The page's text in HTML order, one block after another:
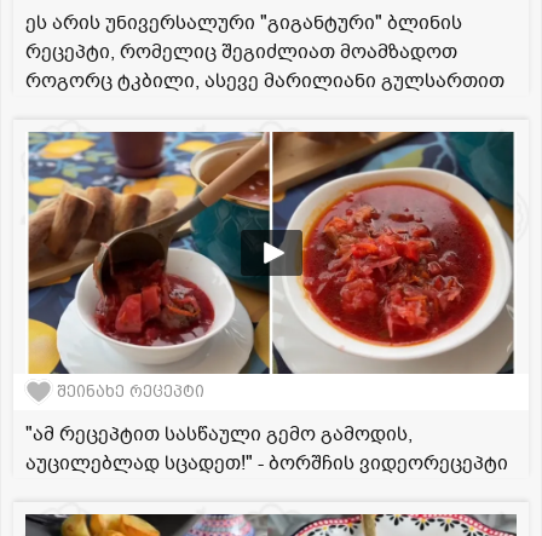
ეს არის უნივერსალური "გიგანტური" ბლინის
რეცეპტი, რომელიც შეგიძლიათ მოამზადოთ
როგორც ტკბილი, ასევე მარილიანი გულსართით
შეინახე რეცეპტი
"ამ რეცეპტით სასწაული გემო გამოდის,
აუცილებლად სცადეთ!" - ბორშჩის ვიდეორეცეპტი